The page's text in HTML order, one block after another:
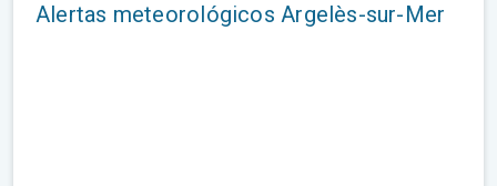
Alertas meteorológicos Argelès-sur-Mer